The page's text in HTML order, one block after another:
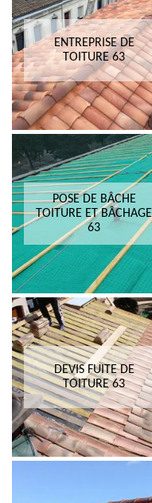
ENTREPRISE DE
TOITURE 63
POSE DE BÂCHE
TOITURE ET BÂCHAGE
63
DEVIS FUITE DE
TOITURE 63